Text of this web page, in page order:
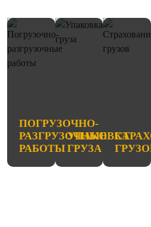
ПОГРУЗОЧНО-
РАЗГРУЗОЧНЫЕ
РАБОТЫ
УПАКОВКА
ГРУЗА